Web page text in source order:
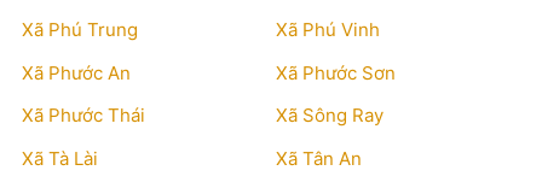
Xã Phú Trung
Xã Phú Vinh
Xã Phước An
Xã Phước Sơn
Xã Phước Thái
Xã Sông Ray
Xã Tà Lài
Xã Tân An